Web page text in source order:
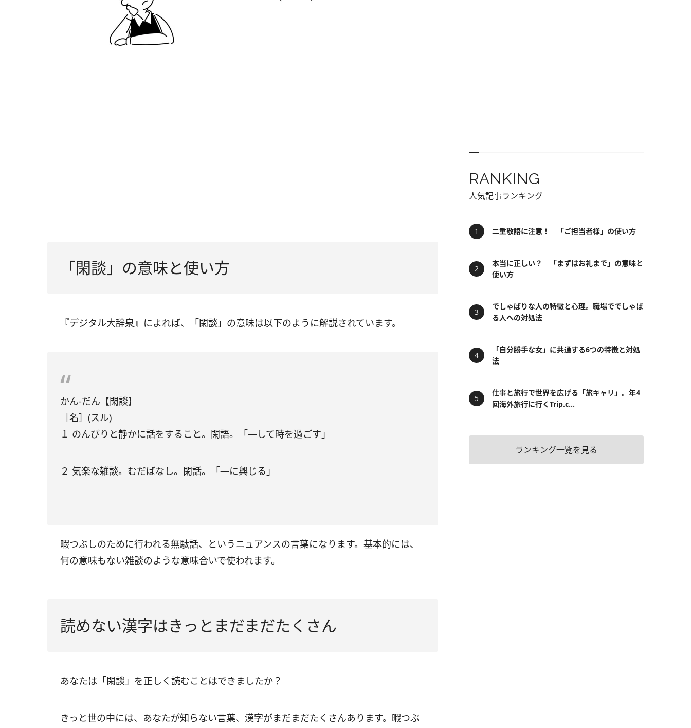
「閑談」の意味と使い方
『デジタル大辞泉』によれば、「閑談」の意味は以下のように解説されています。
かん‐だん【閑談】
［名］(スル)
１ のんびりと静かに話をすること。閑語。「―して時を過ごす」
２ 気楽な雑談。むだばなし。閑話。「―に興じる」
暇つぶしのために行われる無駄話、というニュアンスの言葉になります。基本的には、
何の意味もない雑談のような意味合いで使われます。
読めない漢字はきっとまだまだたくさん
あなたは「閑談」を正しく読むことはできましたか？
きっと世の中には、あなたが知らない言葉、漢字がまだまだたくさんあります。暇つぶ
RANKING
人気記事ランキング
二重敬語に注意！ 「ご担当者様」の使い方
本当に正しい？ 「まずはお礼まで」の意味と
使い方
でしゃばりな人の特徴と心理。職場ででしゃば
る人への対処法
「自分勝手な女」に共通する6つの特徴と対処
法
仕事と旅行で世界を広げる「旅キャリ」。年4
回海外旅行に行くTrip.c...
ランキング一覧を見る